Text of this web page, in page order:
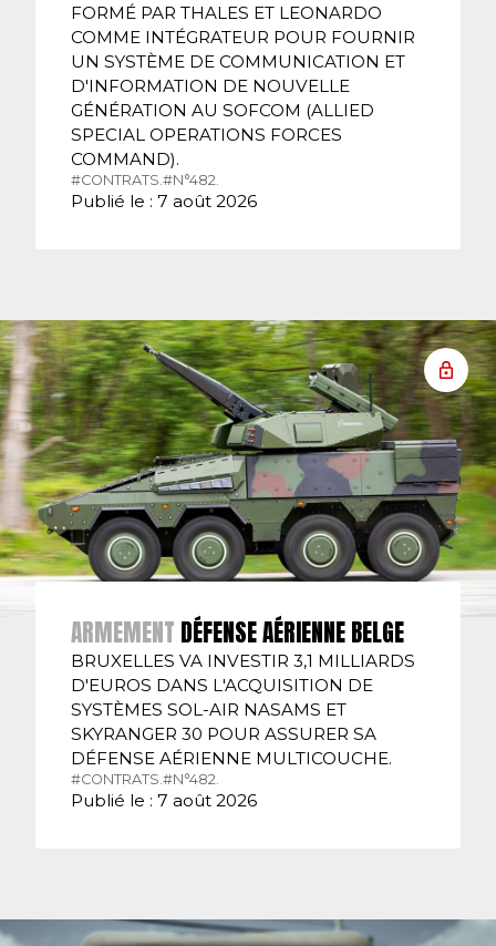
FORMÉ PAR THALES ET LEONARDO
COMME INTÉGRATEUR POUR FOURNIR
UN SYSTÈME DE COMMUNICATION ET
D'INFORMATION DE NOUVELLE
GÉNÉRATION AU SOFCOM (ALLIED
SPECIAL OPERATIONS FORCES
COMMAND).
#CONTRATS. #N°482.
Publié le : 7 août 2026
ARMEMENT DÉFENSE AÉRIENNE BELGE
BRUXELLES VA INVESTIR 3,1 MILLIARDS
D'EUROS DANS L'ACQUISITION DE
SYSTÈMES SOL-AIR NASAMS ET
SKYRANGER 30 POUR ASSURER SA
DÉFENSE AÉRIENNE MULTICOUCHE.
#CONTRATS.#N°482.
Publié le : 7 août 2026